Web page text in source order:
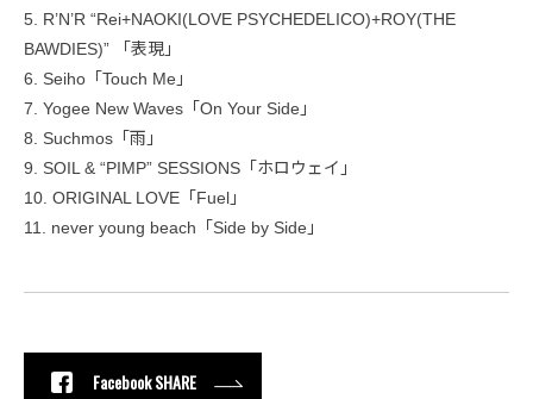
5. R’N’R “Rei+NAOKI(LOVE PSYCHEDELICO)+ROY(THE
BAWDIES)” 「表現」
6. Seiho「Touch Me」
7. Yogee New Waves「On Your Side」
8. Suchmos「雨」
9. SOIL & “PIMP” SESSIONS「ホロウェイ」
10. ORIGINAL LOVE「Fuel」
11. never young beach「Side by Side」
Facebook SHARE